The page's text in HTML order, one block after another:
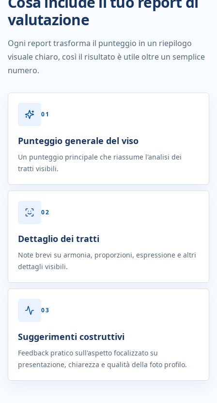
valutazione
Ogni report trasforma il punteggio in un riepilogo
visuale chiaro, così il risultato è utile oltre un semplice
numero.
01
Punteggio generale del viso
Un punteggio principale che riassume l'analisi dei
tratti visibili.
02
Dettaglio dei tratti
Note brevi su armonia, proporzioni, espressione e altri
dettagli visibili.
03
Suggerimenti costruttivi
Feedback pratico sull'aspetto focalizzato su
presentazione, chiarezza e qualità della foto profilo.